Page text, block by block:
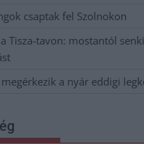
csaptak fel Szolnokon
Tisza-tavon: mostantól
a nyár eddigi